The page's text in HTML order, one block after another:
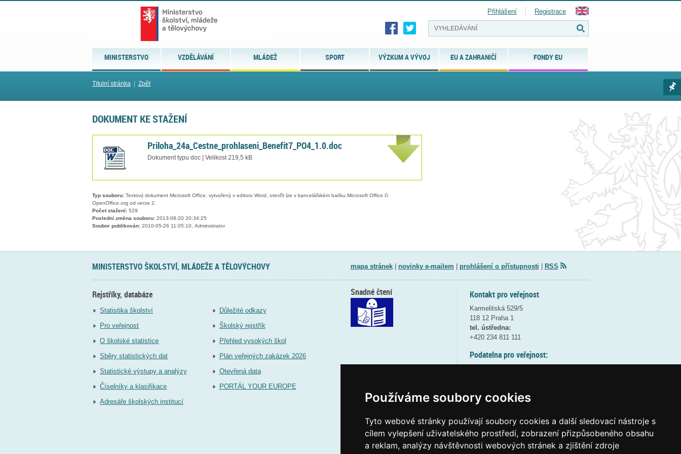
Používáme soubory cookies
Tyto webové stránky používají soubory cookies a další sledovací nástroje s
cílem vylepšení uživatelského prostředí, zobrazení přizpůsobeného obsahu
a reklam, analýzy návštěvnosti webových stránek a zjištění zdroje
MINISTERSTVO VZDĚLÁVÁNÍ MLÁDEŽ SPORT VÝZKUM A VÝVOJ EU A ZAHRANIČÍ FONDY EU
Přihlášení Registrace
Titulní stránka Zpět
DOKUMENT KE STAŽENÍ
Priloha_24a_Cestne_prohlaseni_Benefit7_PO4_1.0.doc
Dokument typu doc | Velikost 219,5 kB
Typ souboru: Textový dokument Microsoft Office, vytvořený v editoru Word, otevřít lze v kancelářském balíku Microsoft Office či
OpenOffice.org od verze 2.
Počet stažení: 529
Poslední změna souboru: 2013-08-20 20:34:25
Soubor publikován: 2010-05-26 11:05:10, Administrator
MINISTERSTVO ŠKOLSTVÍ, MLÁDEŽE A TĚLOVÝCHOVY mapa stránek| novinky e-mailem prohlášení o přístupnosti RSS
Rejstříky, databáze
Statistika školství
Pro veřejnost
O školské statistice
Sběry statistických dat
Statistické výstupy a analýzy
Číselníky a klasifikace
Adresáře školských institucí
Důležité odkazy
Školský rejstřík
Přehled vysokých škol
Plán veřejných zakázek 2026
Otevřená data
PORTÁL YOUR EUROPE
Kontakt pro veřejnost
Karmelitská 529/5
118 12 Praha 1
tel. ústředna:
+420 234 811 111
Podatelna pro veřejnost:
(více informací
Elektronická podatelna:
posta@msmtgov cz
Snadné čtení